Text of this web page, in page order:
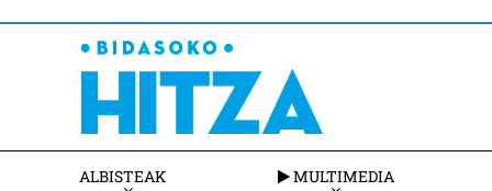
ALBISTEAK MULTIMEDIA